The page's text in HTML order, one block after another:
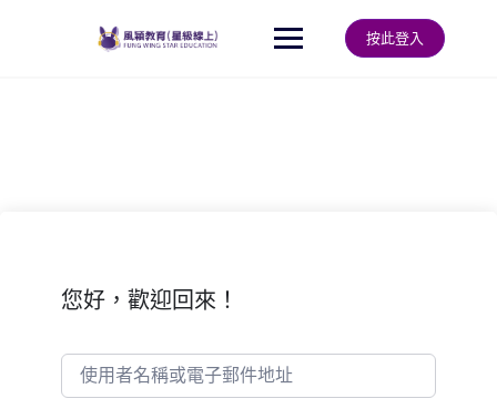
按此登入
您好，歡迎回來！